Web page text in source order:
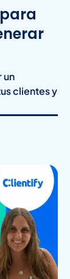
un
clientes y